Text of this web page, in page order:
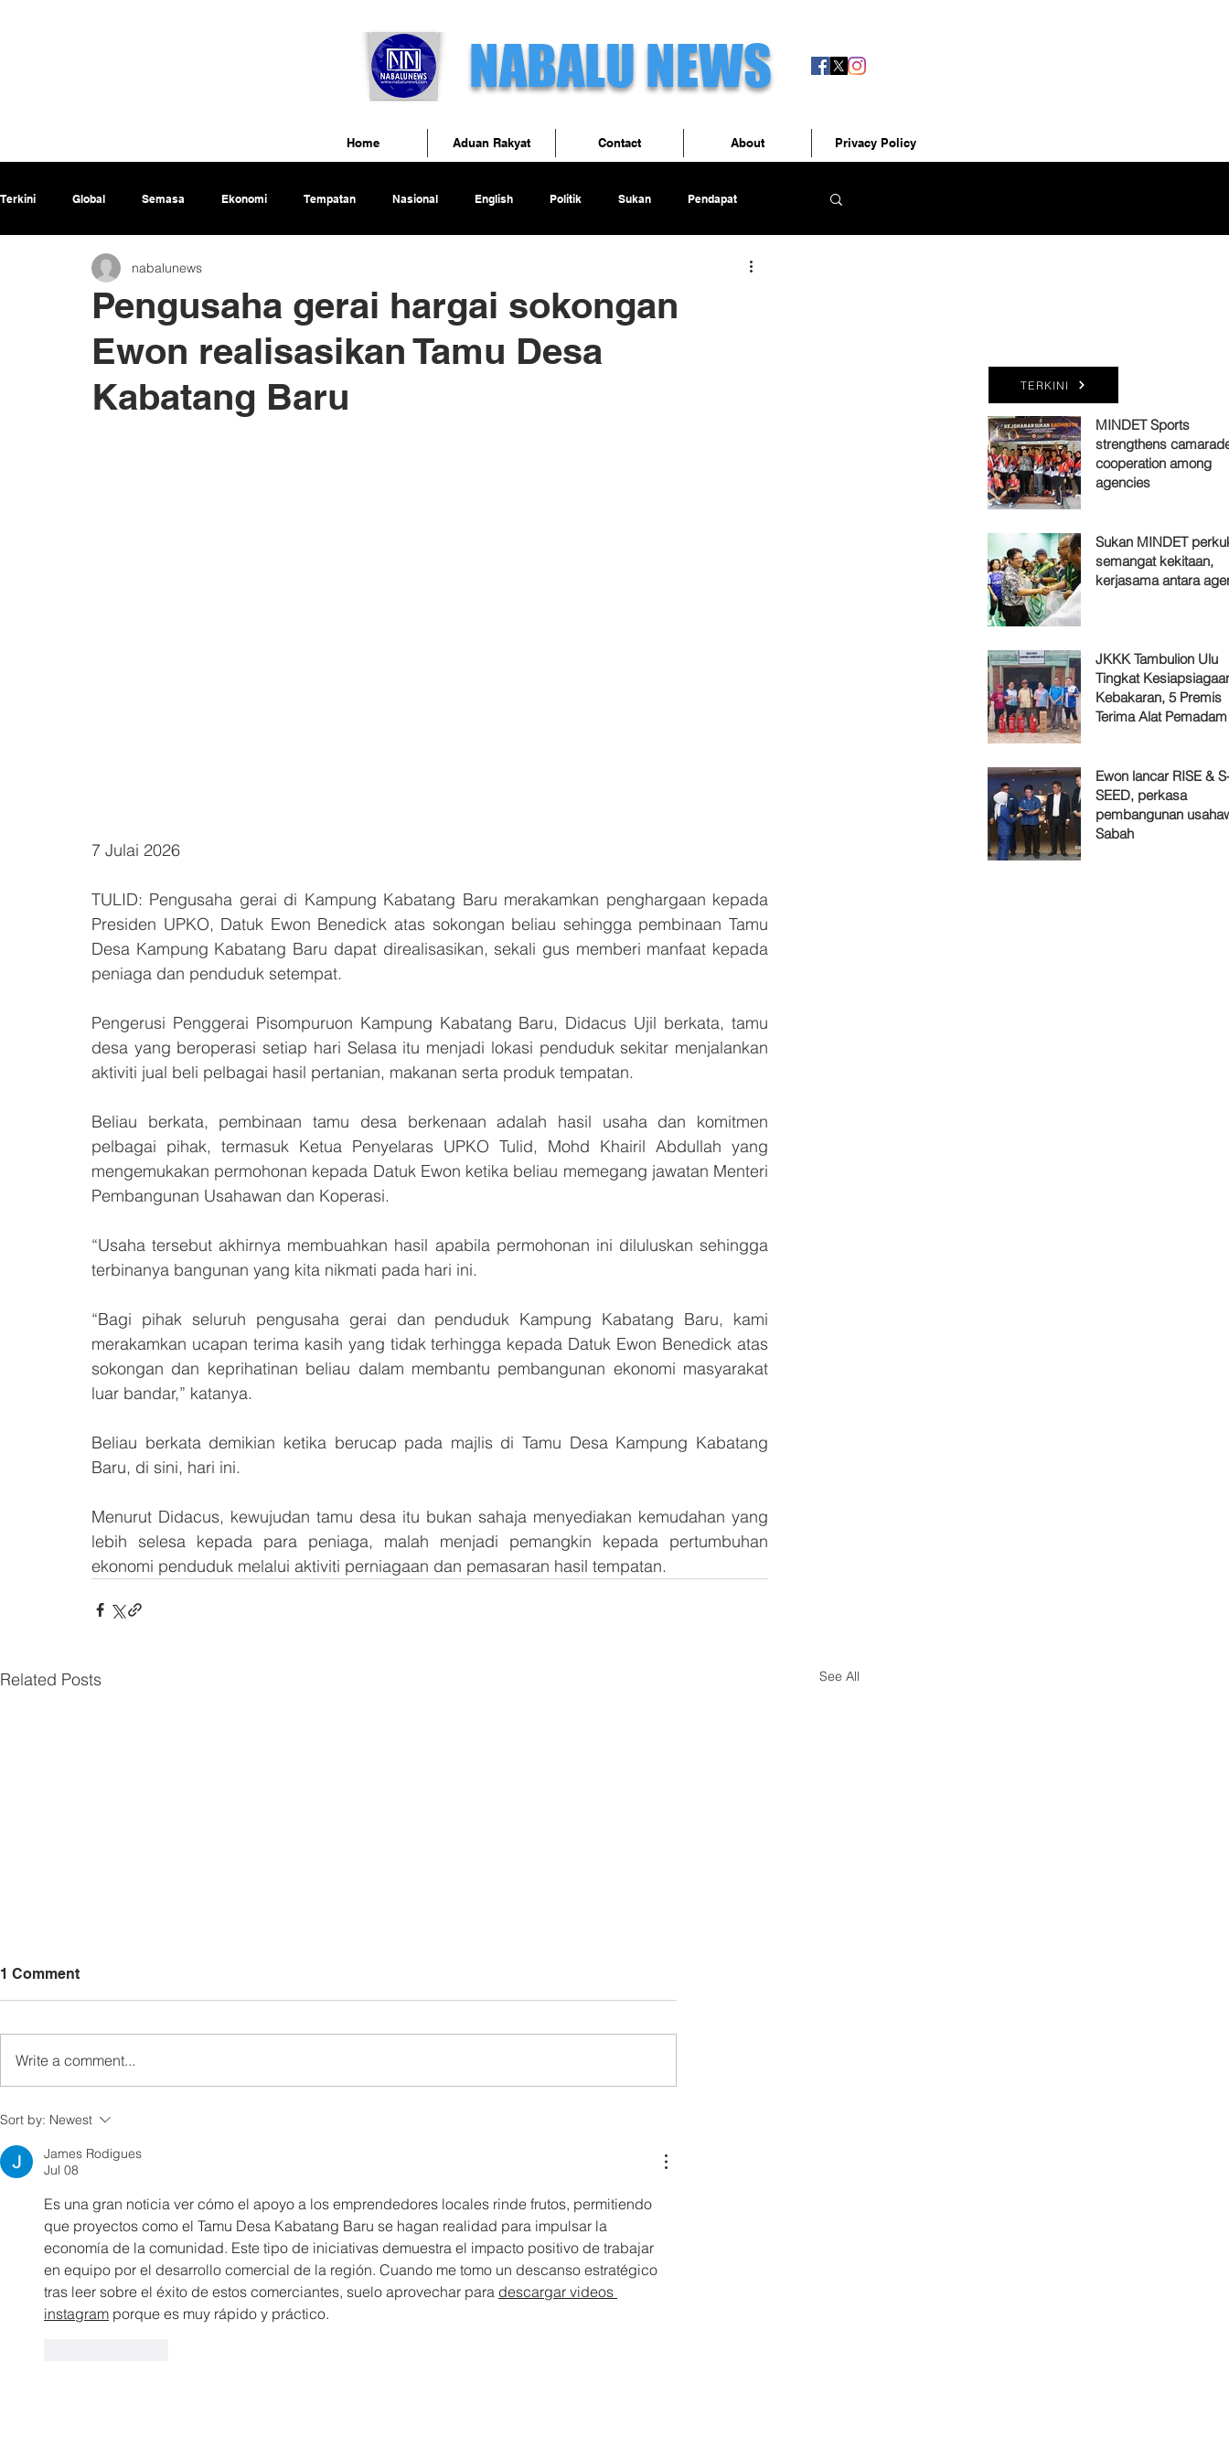
NABALU NEWS
Terkini Global Semasa Ekonomi Tempatan Nasional English Politik Sukan Pendapat
Pengusaha gerai hargai sokongan
Ewon realisasikan Tamu Desa
Kabatang Baru
nabalunews
7 Julai 2026
TULID: Pengusaha gerai di Kampung Kabatang Baru merakamkan penghargaan kepada
Presiden UPKO, Datuk Ewon Benedick atas sokongan beliau sehingga pembinaan Tamu
Desa Kampung Kabatang Baru dapat direalisasikan, sekali gus memberi manfaat kepada
peniaga dan penduduk setempat.
Pengerusi Penggerai Pisompuruon Kampung Kabatang Baru, Didacus Ujil berkata, tamu
desa yang beroperasi setiap hari Selasa itu menjadi lokasi penduduk sekitar menjalankan
aktiviti jual beli pelbagai hasil pertanian, makanan serta produk tempatan.
Beliau berkata, pembinaan tamu desa berkenaan adalah hasil usaha dan komitmen
pelbagai pihak, termasuk Ketua Penyelaras UPKO Tulid, Mohd Khairil Abdullah yang
mengemukakan permohonan kepada Datuk Ewon ketika beliau memegang jawatan Menteri
Pembangunan Usahawan dan Koperasi.
“Usaha tersebut akhirnya membuahkan hasil apabila permohonan ini diluluskan sehingga
terbinanya bangunan yang kita nikmati pada hari ini.
“Bagi pihak seluruh pengusaha gerai dan penduduk Kampung Kabatang Baru, kami
merakamkan ucapan terima kasih yang tidak terhingga kepada Datuk Ewon Benedick atas
sokongan dan keprihatinan beliau dalam membantu pembangunan ekonomi masyarakat
luar bandar,” katanya.
Beliau berkata demikian ketika berucap pada majlis di Tamu Desa Kampung Kabatang
Baru, di sini, hari ini.
Menurut Didacus, kewujudan tamu desa itu bukan sahaja menyediakan kemudahan yang
lebih selesa kepada para peniaga, malah menjadi pemangkin kepada pertumbuhan
ekonomi penduduk melalui aktiviti perniagaan dan pemasaran hasil tempatan.
Related Posts See All
MINDET Sports strengthens
among agencies
Kebakaran, 5 Premis Terima
Alat Pemadam Api
1 Comment
Write a comment...
Sort by: Newest
James Rodigues
Jul 08
Es una gran noticia ver cómo el apoyo a los emprendedores locales rinde frutos, permitiendo
que proyectos como el Tamu Desa Kabatang Baru se hagan realidad para impulsar la
economía de la comunidad. Este tipo de iniciativas demuestra el impacto positivo de trabajar
en equipo por el desarrollo comercial de la región. Cuando me tomo un descanso estratégico
tras leer sobre el éxito de estos comerciantes, suelo aprovechar para descargar videos
instagram porque es muy rápido y práctico.
TERKINI
MINDET Sports
strengthens
cooperation among
agencies
Sukan MINDET
semangat kekitaan,
kerjasama antara
JKKK Tambulion Ulu
Tingkat
Kebakaran, 5 Premis
Terima Alat
Ewon lancar RISE &
SEED, perkasa
pembangunan
Sabah
Home Aduan Rakyat Contact About Privacy Policy